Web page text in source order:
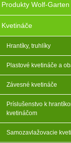
Produkty Wolf-Garten
Kvetináče
Hrantíky, truhlíky
Plastové kvetináče a
Závesné kvetináče
Príslušenstvo k
kvetináčom
Samozavlažovacie